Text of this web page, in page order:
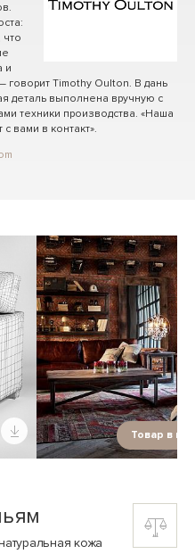
и
говорит Timothy Oulton. В дань
деталь выполнена вручную с
техники производства. «Наша
вами в контакт».
Товар в
кожа